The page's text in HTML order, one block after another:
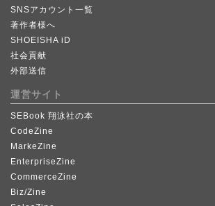
SNSアカウント一覧
著作者様へ
SHOEISHA iD
社会貢献
外部送信
運営サイト
SEBook 翔泳社の本
CodeZine
MarkeZine
EnterpriseZine
CommerceZine
Biz/Zine